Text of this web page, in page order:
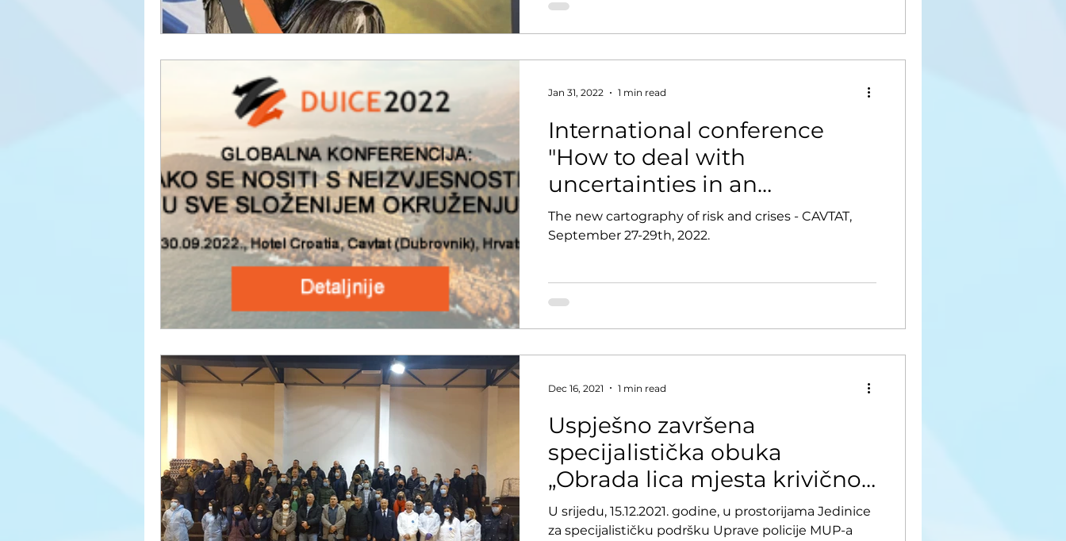
International conference
"How to deal with
uncertainties in an
increasingly complex
environment? "
The new cartography of risk and crises - CAVTAT,
September 27-29th, 2022.
Jan 31, 2022 1 min read
Uspješno završena
specijalistička obuka
„Obrada lica mjesta krivičnog
djela“
U srijedu, 15.12.2021. godine, u prostorijama Jedinice
za specijalističku podršku Uprave policije MUP-a
Dec 16, 2021 1 min read